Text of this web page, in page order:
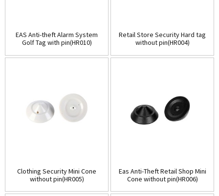
EAS Anti-theft Alarm System
Golf Tag with pin(HR010)
Retail Store Security Hard tag
without pin(HR004)
Clothing Security Mini Cone
without pin(HR005)
Eas Anti-Theft Retail Shop Mini
Cone without pin(HR006)